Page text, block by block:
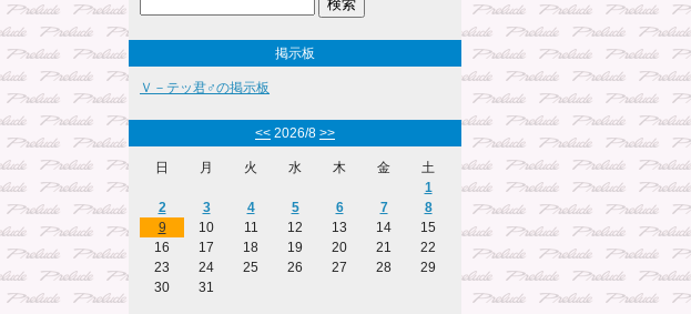
掲示板
Ｖ－テッ君♂の掲示板
<< 2026/8 >>
日 月 火 水 木 金
土
1
2
3 4 5 6 7
8
9
10 11 12 13 14
15
16
17 18 19 20 21
22
23
24 25 26 27 28
29
30
31